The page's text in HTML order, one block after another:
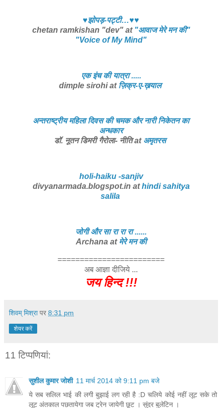
♥झोपड़-पट्टी…♥♥
chetan ramkishan "dev" at "आवाज मेरे मन की"
"Voice of My Mind"
एक इंच की यात्रा .....
dimple sirohi at ज़िक्र-ए-ख़याल
अन्तराष्ट्रीय महिला दिवस की चमक और नारी निकेतन का
अन्धकार
डॉ. नूतन डिमरी गैरोला- नीति at अमृतरस
holi-haiku -sanjiv
divyanarmada.blogspot.in athindi sahitya
salila
जोगी और सा रा रा रा ......
Archana at मेरे मन की
========================
अब आज्ञा दीजिये ...
जय हिन्द !!!
शिवम् मिश्रा पर 8:31 pm
शेयर करें
11 टिप्‍पणियां:
सुशील कुमार जोशी 11 मार्च 2014 को 9:11 pm बजे
ये सब सलिल भाई की लगी बुझाई लग रही है :D चलिये कोई नहीं लूट सके तो
लूट अंतकाल पछतायेगा जब ट्रेन जायेगी छूट । सुंदर बुलेटिन ।